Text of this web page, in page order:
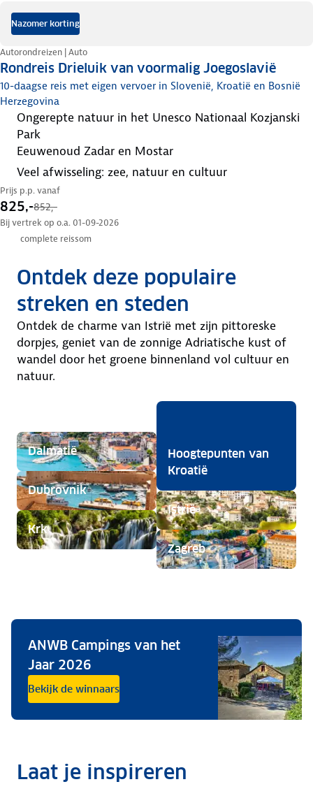
Nazomer korting
Rondreis Drieluik van voormalig Joegoslavië
Autorondreizen | Auto
10-daagse reis met eigen vervoer in Slovenië, Kroatië en Bosnië
Herzegovina
ongerepte natuur in het Unesco Nationaal Kozjanski
Park
eeuwenoud Zadar en Mostar
veel afwisseling: zee, natuur en cultuur
Prijs p.p. vanaf
825,-852,-
Bij vertrek op o.a. 01-09-2026
complete reissom
Ontdek deze populaire
streken en steden
Ontdek de charme van Istrië met zijn pittoreske
dorpjes, geniet van de zonnige Adriatische kust of
wandel door het groene binnenland vol cultuur en
natuur.
Dalmatië
Dubrovnik
Krk
Hoogtepunten van
Kroatië
Istrië
Zagreb
ANWB Campings van het
Jaar 2026
Bekijk de winnaars
Laat je inspireren